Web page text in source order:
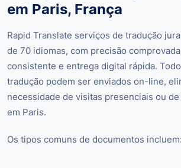
em Paris, França
Rapid Translate serviços de tradução
de 70 idiomas, com precisão
consistente e entrega digital rápida.
tradução podem ser enviados on-line,
necessidade de visitas presenciais ou
em Paris.
Os tipos comuns de documentos incluem: